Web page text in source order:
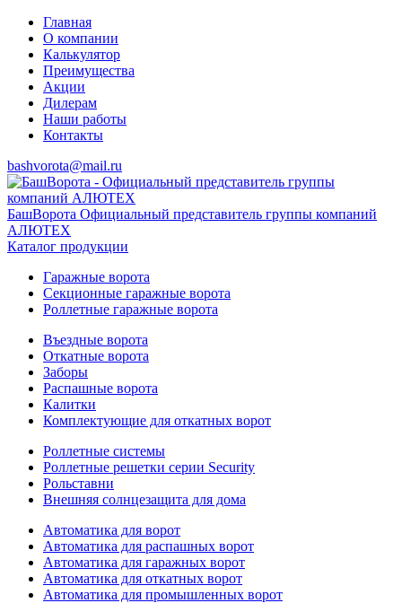
Главная
О компании
Калькулятор
Преимущества
Акции
Дилерам
Наши работы
Контакты
bashvorota@mail.ru
БашВорота Официальный представитель группы компаний
АЛЮТЕХ
Каталог продукции
Гаражные ворота
Секционные гаражные ворота
Роллетные гаражные ворота
Въездные ворота
Откатные ворота
Заборы
Распашные ворота
Калитки
Комплектующие для откатных ворот
Роллетные системы
Роллетные решетки серии Security
Рольставни
Внешняя солнцезащита для дома
Автоматика для ворот
Автоматика для распашных ворот
Автоматика для гаражных ворот
Автоматика для откатных ворот
Автоматика для промышленных ворот